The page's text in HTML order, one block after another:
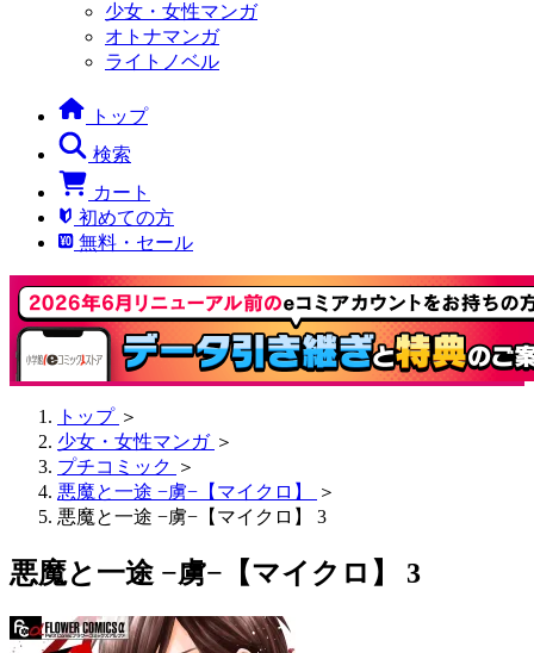
少女・女性マンガ
オトナマンガ
ライトノベル
トップ
検索
カート
初めての方
無料・セール
トップ ＞
少女・女性マンガ ＞
プチコミック ＞
悪魔と一途 −虜−【マイクロ】
＞
悪魔と一途 −虜−【マイクロ】 3
悪魔と一途 −虜−【マイクロ】 3